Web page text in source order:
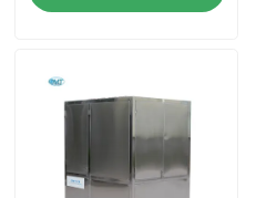
Röhreisenmaschine
große Kubik-Eismaschine